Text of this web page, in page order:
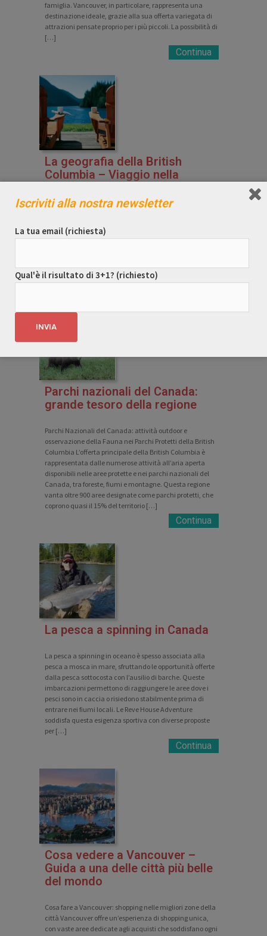
famiglia. Vancouver, in particolare, rappresenta una
destinazione ideale, grazie alla sua offerta variegata di
attrazioni pensate proprio per i più piccoli. La possibilità di
[…]
Continua
La geografia della British
Columbia – Viaggio nella
British Columbia, l’Alberta a est e lo Yukon a nord. La
Canada. Essa confina a ovest con l’Oceano Pacifico, […]
Continua
Parchi nazionali del Canada:
grande tesoro della regione
Parchi Nazionali del Canada: attività outdoor e
osservazione della Fauna nei Parchi Protetti della British
Columbia L’offerta principale della British Columbia è
rappresentata dalle numerose attività all’aria aperta
disponibili nelle aree protette e nei parchi nazionali del
Canada, tra foreste, fiumi e montagne. Questa regione
vanta oltre 900 aree designate come parchi protetti, che
coprono quasi il 15% del territorio […]
Continua
La pesca a spinning in Canada
La pesca a spinning in oceano è spesso associata alla
pesca a mosca in mare, sfruttando le opportunità offerte
dalla pesca sottocosta con l’ausilio di barche. Queste
imbarcazioni permettono di raggiungere le aree dove i
pesci sono in caccia o risiedono stabilmente prima di
entrare nei fiumi locali. Le Reve House Adventure
soddisfa questa esigenza sportiva con diverse proposte
per […]
Continua
Cosa vedere a Vancouver –
Guida a una delle città più belle
del mondo
Cosa fare a Vancouver: shopping nelle migliori zone della
città Vancouver offre un’esperienza di shopping unica,
con vaste aree dedicate agli acquisti che soddisfano ogni
Iscriviti alla nostra newsletter
La tua email (richiesta)
Qual'è il risultato di 3+1? (richiesto)